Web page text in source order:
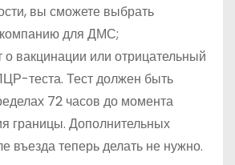
вы сможете выбрать
для ДМС;
о вакцинации или отрицательный
теста. Тест должен быть
72 часов до момента
границы. Дополнительных
въезда теперь делать не нужно.